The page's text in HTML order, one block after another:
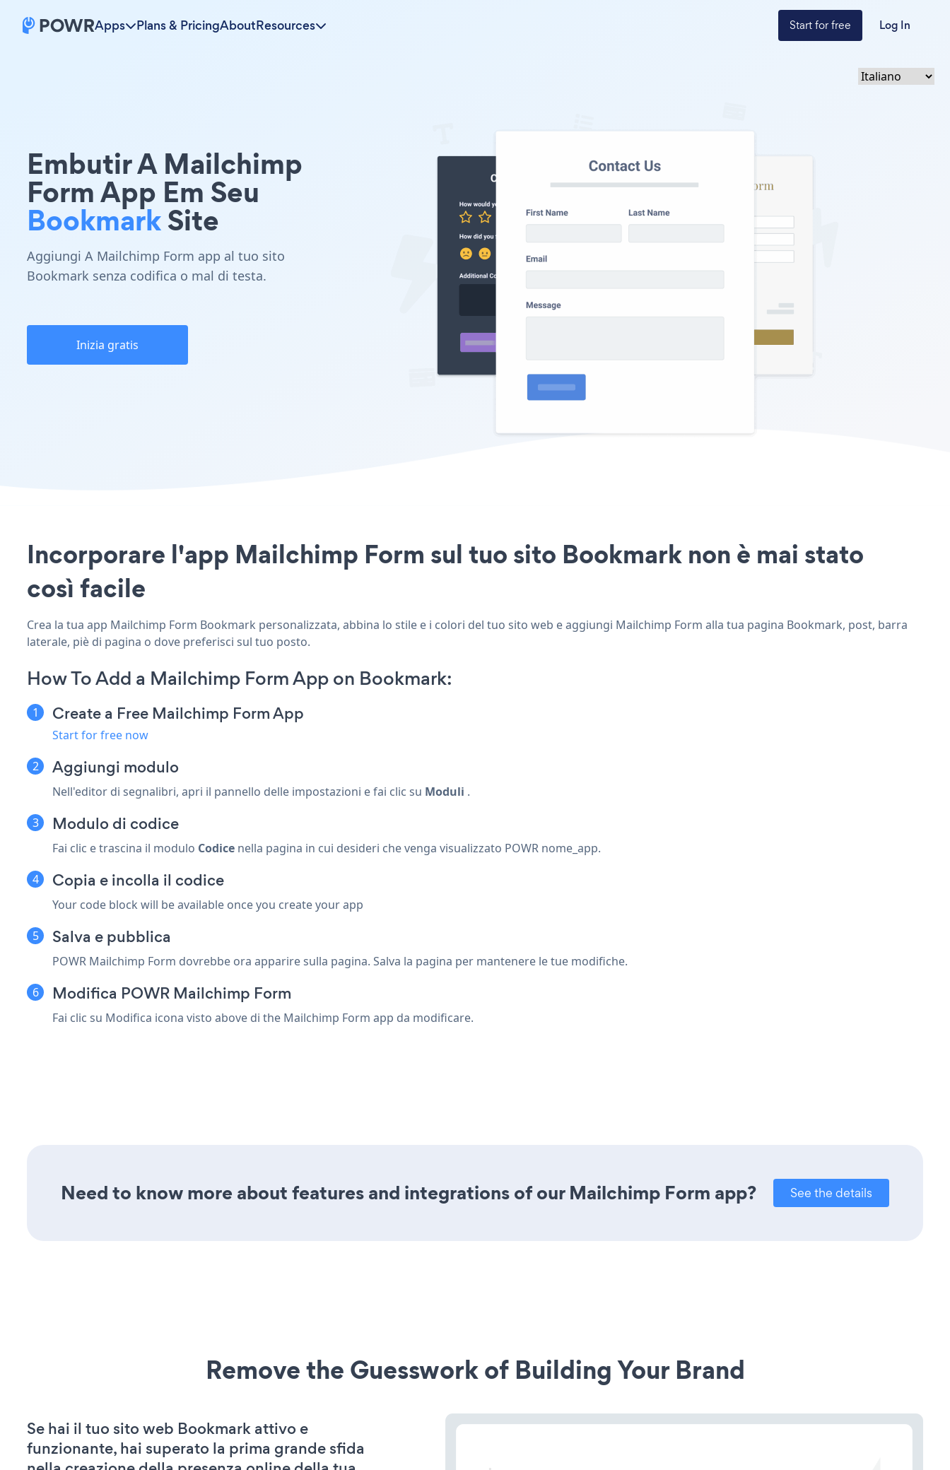
Apps Plans & PricingAboutResources Start for free Log In
Embutir A Mailchimp
Form App Em Seu
BookmarkSite
Aggiungi A Mailchimp Form app al tuo sito
Bookmark senza codifica o mal di testa.
Inizia gratis
Incorporare l'app Mailchimp Form sul tuo sito Bookmark non è mai stato
così facile
Crea la tua app Mailchimp Form Bookmark personalizzata, abbina lo stile e i colori del tuo sito web e aggiungi Mailchimp Form alla tua pagina Bookmark, post, barra
laterale, piè di pagina o dove preferisci sul tuo posto.
How To Add a Mailchimp Form App on Bookmark:
Create a Free Mailchimp Form App
Start for free now
Aggiungi modulo
Nell'editor di segnalibri, apri il pannello delle impostazioni e fai clic su Moduli .
Modulo di codice
Fai clic e trascina il modulo Codice nella pagina in cui desideri che venga visualizzato POWR nome_app.
Copia e incolla il codice
Your code block will be available once you create your app
Salva e pubblica
POWR Mailchimp Form dovrebbe ora apparire sulla pagina. Salva la pagina per mantenere le tue modifiche.
Modifica POWR Mailchimp Form
Fai clic su Modifica icona visto above di the Mailchimp Form app da modificare.
Need to know more about features and integrations of our Mailchimp Form app? See the details
Remove the Guesswork of Building Your Brand
Se hai il tuo sito web Bookmark attivo e
funzionante, hai superato la prima grande sfida